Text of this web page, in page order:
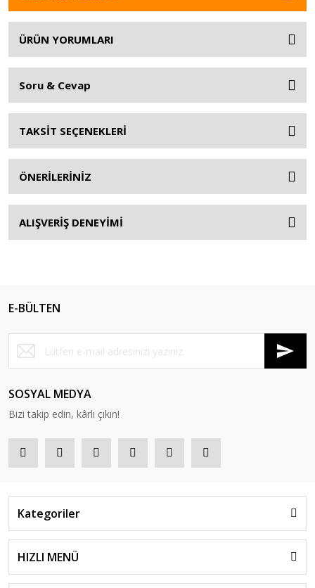
ÜRÜN YORUMLARI
Soru & Cevap
TAKSİT SEÇENEKLERİ
ÖNERİLERİNİZ
ALIŞVERİŞ DENEYİMİ
E-BÜLTEN
SOSYAL MEDYA
Bizi takip edin, kârlı çıkın!
Kategoriler
HIZLI MENÜ